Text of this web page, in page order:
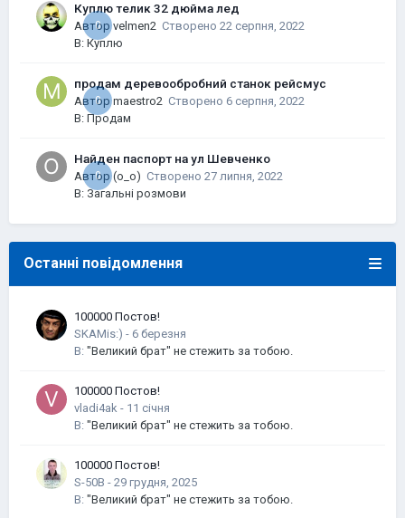
0
Куплю телик 32 дюйма лед
Авторvelmen2 Створено 22 серпня, 2022
В: Куплю
0
продам деревообробний станок рейсмус
Авторmaestro2 Створено 6 серпня, 2022
В: Продам
0
Найден паспорт на ул Шевченко
Автор(o_o) Створено 27 липня, 2022
В: Загальні розмови
Останні повідомлення
100000 Постов!
SKAMis:) -
В: "Великий брат" не стежить за тобою.
100000 Постов!
vladi4ak -
В: "Великий брат" не стежить за тобою.
100000 Постов!
S-50B -
В: "Великий брат" не стежить за тобою.